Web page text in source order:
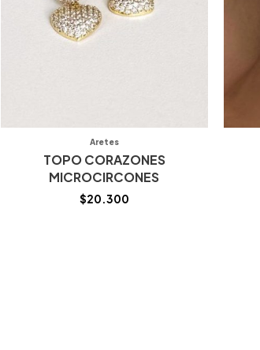
Aretes
TOPO CORAZONES
MICROCIRCONES
$20.300